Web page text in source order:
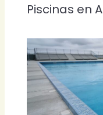
Piscinas en